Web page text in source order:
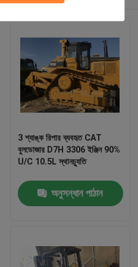
3 শ্যাঙ্ক রিপার ব্যবহৃত CAT
বুলডোজার D7H 3306 ইঞ্জিন 90%
U/C 10.5L স্থানচ্যুতি
অনুসন্ধান পাঠান